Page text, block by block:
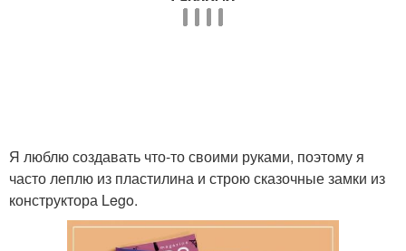
Я люблю создавать что-то своими руками, поэтому я
часто леплю из пластилина и строю сказочные замки из
конструктора Lego.